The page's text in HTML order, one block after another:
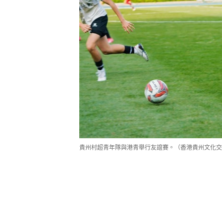
貴州村超青年隊與港青舉行友誼賽。（香港貴州文化